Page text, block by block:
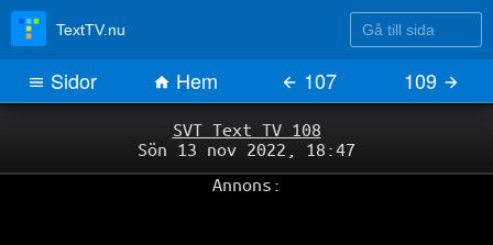
SVT Text TV 108
Sön 13 nov 2022, 18:47
Annons:
TextTV.nu Gå till sida
Sidor Hem 107 109